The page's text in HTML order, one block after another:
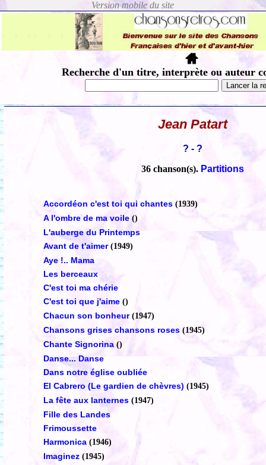
Recherche d'un titre, interprète ou auteur
Jean Patart
? - ?
36 chanson(s). Partitions
Accordéon c'est toi qui chantes (1939)
A l'ombre de ma voile ()
L'auberge du Printemps
Avant de t'aimer (1949)
Aye !.. Mama
Les berceaux
C'est toi ma chérie
C'est toi que j'aime ()
Chacun son bonheur (1947)
Chansons grises chansons roses (1945)
Chante Signorina ()
Danse... Danse
Dans notre église oubliée
El Cabrero (Le gardien de chèvres) (1945)
La fête aux lanternes (1947)
Fille des Landes
Frimoussette
Harmonica (1946)
Imaginez (1945)